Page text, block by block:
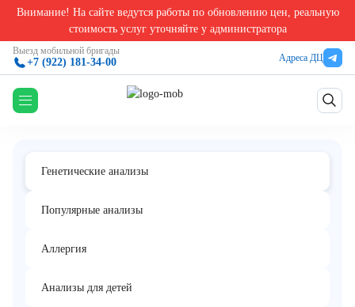
Внимание! На сайте ведутся работы по обновлению цен, реальную
стоимость услуг уточняйте у администратора
Выезд мобильной бригады
+7 (922) 181-34-00 Адреса ДЦ
Генетические анализы в Екатеринбурге FISH анализ транслокации
FISH анализ транслокации t(4;14)
(p16;q32)
Генетические анализы
Популярные анализы
Аллергия
Анализы для детей